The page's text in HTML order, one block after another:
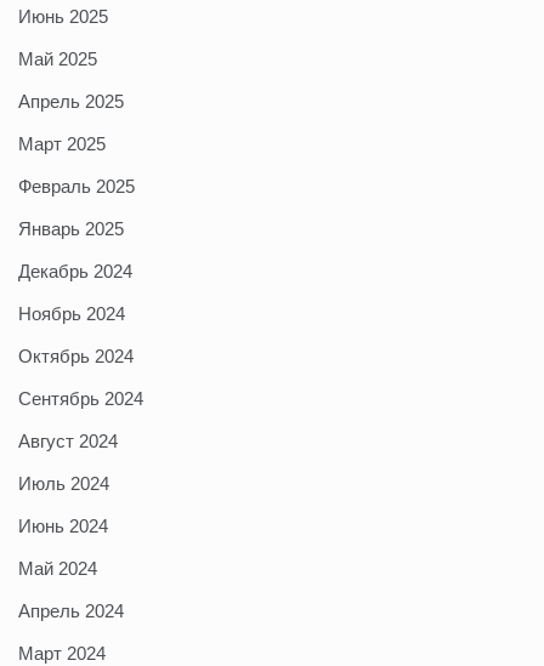
Июнь 2025
Май 2025
Апрель 2025
Март 2025
Февраль 2025
Январь 2025
Декабрь 2024
Ноябрь 2024
Октябрь 2024
Сентябрь 2024
Август 2024
Июль 2024
Июнь 2024
Май 2024
Апрель 2024
Март 2024